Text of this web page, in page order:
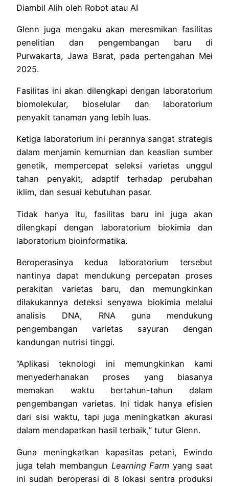
Diambil Alih oleh Robot atau AI
Glenn juga mengaku akan meresmikan fasilitas
penelitian dan pengembangan baru di
Purwakarta, Jawa Barat, pada pertengahan Mei
2025.
Fasilitas ini akan dilengkapi dengan laboratorium
biomolekular, bioselular dan laboratorium
penyakit tanaman yang lebih luas.
Ketiga laboratorium ini perannya sangat strategis
dalam menjamin kemurnian dan keaslian sumber
genetik, mempercepat seleksi varietas unggul
tahan penyakit, adaptif terhadap perubahan
iklim, dan sesuai kebutuhan pasar.
Tidak hanya itu, fasilitas baru ini juga akan
dilengkapi dengan laboratorium biokimia dan
laboratorium bioinformatika.
Beroperasinya kedua laboratorium tersebut
nantinya dapat mendukung percepatan proses
perakitan varietas baru, dan memungkinkan
dilakukannya deteksi senyawa biokimia melalui
analisis DNA, RNA guna mendukung
pengembangan varietas sayuran dengan
kandungan nutrisi tinggi.
“Aplikasi teknologi ini memungkinkan kami
menyederhanakan proses yang biasanya
memakan waktu bertahun-tahun dalam
pengembangan varietas. Ini tidak hanya efisien
dari sisi waktu, tapi juga meningkatkan akurasi
dalam mendapatkan hasil terbaik,” tutur Glenn.
Guna meningkatkan kapasitas petani, Ewindo
juga telah membangun Learning Farm yang saat
ini sudah beroperasi di 8 lokasi sentra produksi